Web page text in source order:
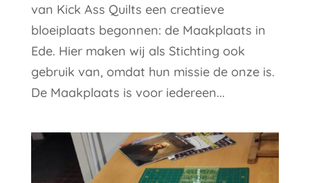
van Kick Ass Quilts een creatieve
bloeiplaats begonnen: de Maakplaats in
Ede. Hier maken wij als Stichting ook
gebruik van, omdat hun missie de onze is.
De Maakplaats is voor iedereen...